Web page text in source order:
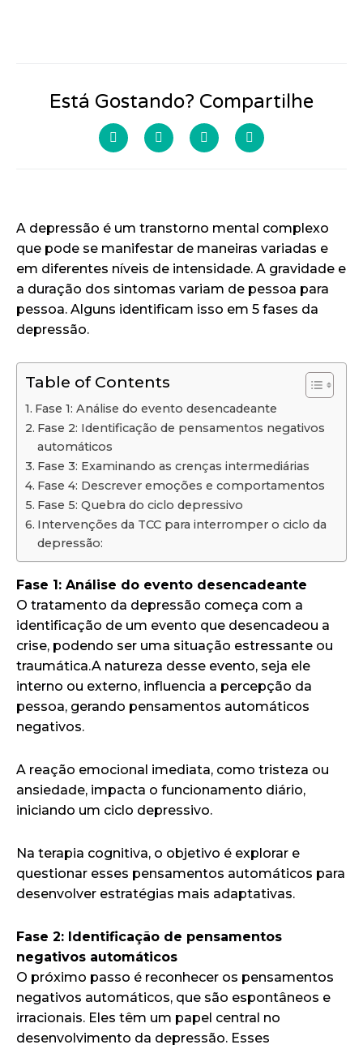
Está Gostando? Compartilhe
A depressão é um transtorno mental complexo
que pode se manifestar de maneiras variadas e
em diferentes níveis de intensidade. A gravidade e
a duração dos sintomas variam de pessoa para
pessoa. Alguns identificam isso em 5 fases da
depressão.
Table of Contents
Fase 1: Análise do evento desencadeante
Fase 2: Identificação de pensamentos negativos
automáticos
Fase 3: Examinando as crenças intermediárias
Fase 4: Descrever emoções e comportamentos
Fase 5: Quebra do ciclo depressivo
Intervenções da TCC para interromper o ciclo da
depressão:
Fase 1: Análise do evento desencadeante
O tratamento da depressão começa com a
identificação de um evento que desencadeou a
crise, podendo ser uma situação estressante ou
traumática.A natureza desse evento, seja ele
interno ou externo, influencia a percepção da
pessoa, gerando pensamentos automáticos
negativos.
A reação emocional imediata, como tristeza ou
ansiedade, impacta o funcionamento diário,
iniciando um ciclo depressivo.
Na terapia cognitiva, o objetivo é explorar e
questionar esses pensamentos automáticos para
desenvolver estratégias mais adaptativas.
Fase 2: Identificação de pensamentos
negativos automáticos
O próximo passo é reconhecer os pensamentos
negativos automáticos, que são espontâneos e
irracionais. Eles têm um papel central no
desenvolvimento da depressão. Esses